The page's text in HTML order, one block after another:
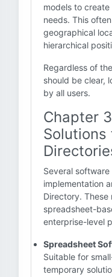
models to
needs. This
geographical
hierarchical
Regardless of
should be clear,
by all users.
Chapter
Solutions
Several
implementation
Directory. These
spreadsheet-
enterprise-level
Spreadsheet
Suitable for
temporary